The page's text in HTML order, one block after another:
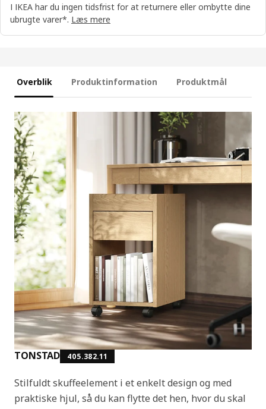
I IKEA har du ingen tidsfrist for at returnere eller ombytte dine
ubrugte varer*. Læs mere
Overblik Produktinformation Produktmål
TONSTAD 405.382.11
Stilfuldt skuffeelement i et enkelt design og med
praktiske hjul, så du kan flytte det hen, hvor du skal